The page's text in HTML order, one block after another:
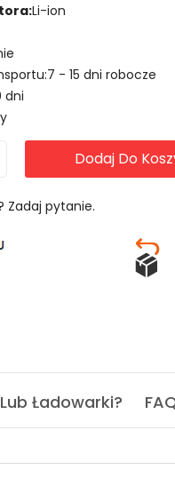
Li-ion
- 15 dni robocze
dni
Dodaj Do
Zadaj pytanie.
Ładowarki?